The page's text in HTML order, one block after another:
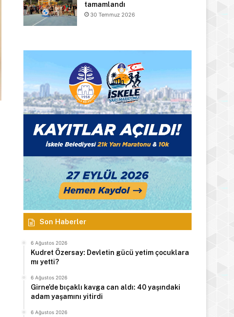
tamamlandı
30 Temmuz 2026
Son Haberler
6 Ağustos 2026
Kudret Özersay: Devletin gücü yetim çocuklara
mı yetti?
6 Ağustos 2026
Girne’de bıçaklı kavga can aldı: 40 yaşındaki
adam yaşamını yitirdi
6 Ağustos 2026